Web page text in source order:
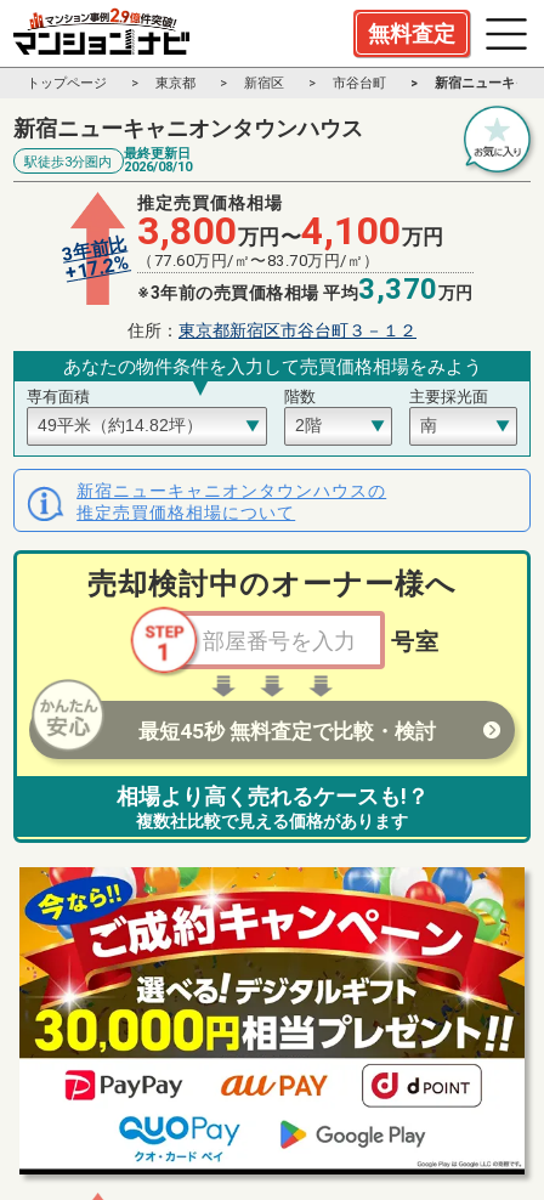
無料査定
トップページ 東京都 新宿区 市谷台町 新宿ニューキャ
新宿ニューキャニオンタウンハウス
駅徒歩3分圏内
最終更新日
2026/08/10
3年前比
+17.2%
推定売買価格相場
3,800万円〜4,100万円
（ 77.60万円/㎡〜83.70万円/㎡）
※3年前の売買価格相場 平均3,370万円
住所： 東京都新宿区市谷台町３－１２
あなたの物件条件を入力して売買価格相場をみよう
専有面積 階数 主要採光面
新宿ニューキャニオンタウンハウスの
推定売買価格相場について
売却検討中のオーナー様へ
号室
最短45秒 無料査定で比較・検討
相場より高く売れるケースも!？
複数社比較で見える価格があります